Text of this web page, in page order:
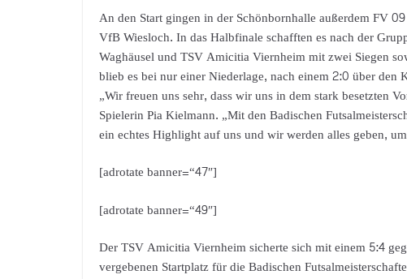
An den Start gingen in der Schönbornhalle außerdem FV
VfB Wiesloch. In das Halbfinale schafften es nach der
Waghäusel und TSV Amicitia Viernheim mit zwei Siegen
blieb es bei nur einer Niederlage, nach einem 2:0 über
„Wir freuen uns sehr, dass wir uns in dem stark besetzten
Spielerin Pia Kielmann. „Mit den Badischen
ein echtes Highlight auf uns und wir werden alles geben,
[adrotate banner=“47″]
[adrotate banner=“49″]
Der TSV Amicitia Viernheim sicherte sich mit einem 5:4
vergebenen Startplatz für die Badischen